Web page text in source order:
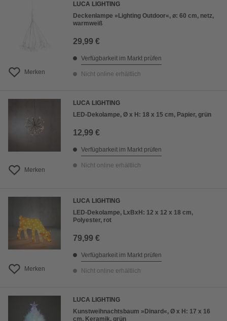
Merken
LUCA LIGHTING
Deckenlampe »Lighting Outdoor«, ø: 60 cm, netz,
warmweiß
29,99 €
Verfügbarkeit im Markt prüfen
Nicht online erhältlich
Merken
LUCA LIGHTING
LED-Dekolampe, Ø x H: 18 x 15 cm, Papier, grün
12,99 €
Verfügbarkeit im Markt prüfen
Nicht online erhältlich
Merken
LUCA LIGHTING
LED-Dekolampe, LxBxH: 12 x 12 x 18 cm,
Polyester, rot
79,99 €
Verfügbarkeit im Markt prüfen
Nicht online erhältlich
LUCA LIGHTING
Kunstweihnachtsbaum »Dinard«, Ø x H: 17 x 16
cm, Keramik, grün